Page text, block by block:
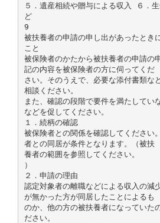
５．遺産相続や贈与による収入 ６．
ど
9
被扶養者の申請の申し出があったとき
こと
被保険者のかたから被扶養者の申請の
記の内容を被保険者の方に伺ってくだ
さい。そのうえで、必要な添付書類な
相談ください。
また、確認の段階で要件を満たしてい
などを促してください。
１．続柄の確認
被保険者との関係を確認してください
者との同居が条件となります。（被扶
養者の範囲を参照してください。
）
２．申請の理由
認定対象者の離職などによる収入の減
が無かった方が同居したことによるも
のか、他の方の被扶養者になっていた
ださい。